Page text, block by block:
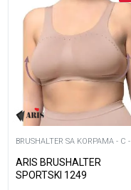
BRUSHALTER SA KORPAMA - C -
ARIS BRUSHALTER
SPORTSKI 1249